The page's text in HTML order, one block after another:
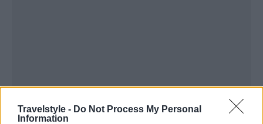
Travelstyle - Do Not Process My Personal
Information